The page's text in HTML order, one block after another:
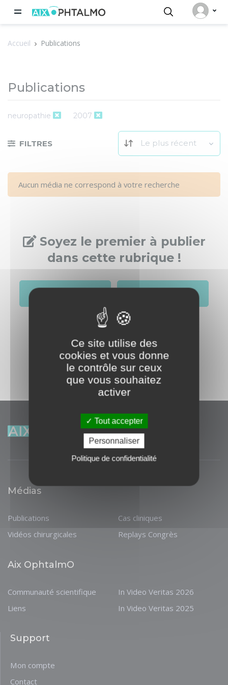
Accueil Publications
Publications
neuropathie 2007
FILTRES Le plus récent
Aucun média ne correspond à votre recherche
Soyez le premier à publier
dans cette rubrique !
Créer un compte
Médias
Publications
Vidéos chirurgicales
Cas cliniques
Replays Congrès
Aix OphtalmO
Communauté scientifique
Liens
In Video Veritas 2026
In Video Veritas 2025
Support
Mon compte
Contact
Panneau de gestion des cookies
Ce site utilise des
cookies et vous donne
le contrôle sur ceux
que vous souhaitez
activer
Tout accepter
Personnaliser
Politique de confidentialité